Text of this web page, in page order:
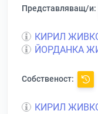
Представляващ/и:
КИРИЛ
ЙОРДАНКА
Собственост:
КИРИЛ